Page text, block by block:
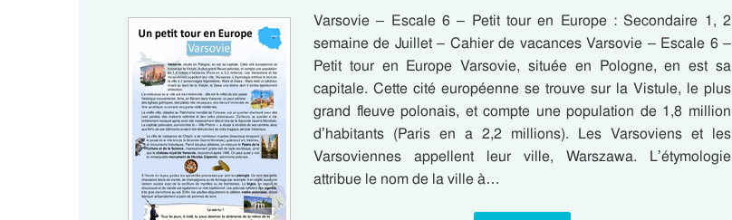
Varsovie – Escale 6 – Petit tour en Europe : Secondaire 1, 2
semaine de Juillet – Cahier de vacances Varsovie – Escale 6 –
Petit tour en Europe Varsovie, située en Pologne, en est sa
capitale. Cette cité européenne se trouve sur la Vistule, le plus
grand fleuve polonais, et compte une population de 1,8 million
d’habitants (Paris en a 2,2 millions). Les Varsoviens et les
Varsoviennes appellent leur ville, Warszawa. L’étymologie
attribue le nom de la ville à…